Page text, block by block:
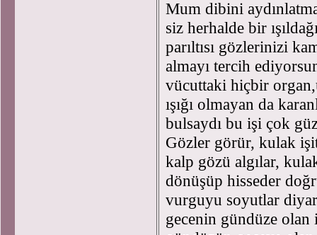
Mum dibini
siz herhalde bir
parıltısı gözlerinizi
almayı tercih
vücuttaki hiçbir
ışığı olmayan da
bulsaydı bu işi çok
Gözler görür, kulak
kalp gözü algılar,
dönüşüp hisseder
vurguyu soyutlar
gecenin gündüze olan